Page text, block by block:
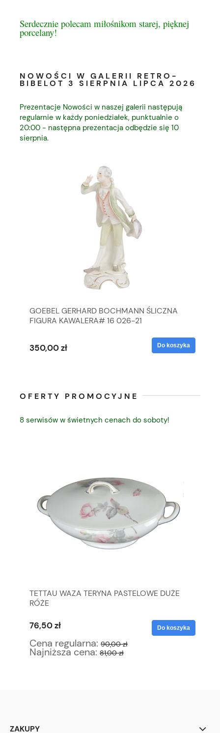
Serdecznie polecam miłośnikom starej, pięknej
porcelany!
NOWOŚCI W GALERII RETRO-
BIBELOT 3 SIERPNIA LIPCA 2026
Prezentacje Nowości w naszej galerii następują
regularnie w każdy poniedziałek, punktualnie o
20:00 - następna prezentacja odbędzie się 10
sierpnia.
GOEBEL GERHARD BOCHMANN ŚLICZNA
FIGURA KAWALERA# 16 026-21
350,00 zł Do koszyka
OFERTY PROMOCYJNE
8 serwisów w świetnych cenach do soboty!
TETTAU WAZA TERYNA PASTELOWE DUŻE
RÓŻE
76,50 zł
Cena regularna: 90,00 zł
Najniższa cena: 81,00 zł
Do koszyka
ZAKUPY